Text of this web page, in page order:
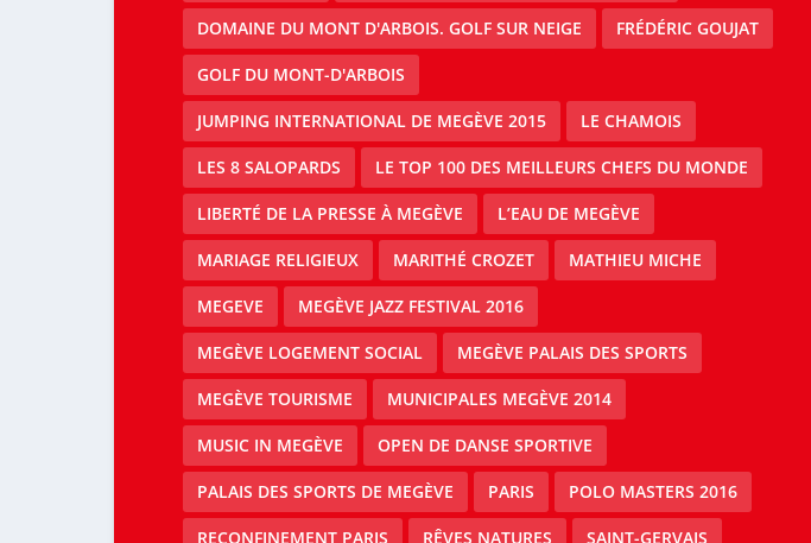
DOMAINE DU MONT D'ARBOIS. GOLF SUR NEIGE FRÉDÉRIC GOUJAT
GOLF DU MONT-D'ARBOIS
JUMPING INTERNATIONAL DE MEGÈVE 2015 LE CHAMOIS
LES 8 SALOPARDS LE TOP 100 DES MEILLEURS CHEFS DU MONDE
LIBERTÉ DE LA PRESSE À MEGÈVE L’EAU DE MEGÈVE
MARIAGE RELIGIEUX MARITHÉ CROZET MATHIEU MICHE
MEGEVE MEGÈVE JAZZ FESTIVAL 2016
MEGÈVE LOGEMENT SOCIAL MEGÈVE PALAIS DES SPORTS
MEGÈVE TOURISME MUNICIPALES MEGÈVE 2014
MUSIC IN MEGÈVE OPEN DE DANSE SPORTIVE
PALAIS DES SPORTS DE MEGÈVE PARIS POLO MASTERS 2016
RECONFINEMENT PARIS RÊVES NATURES SAINT-GERVAIS